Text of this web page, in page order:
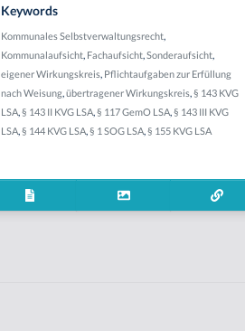
Keywords
Kommunales Selbstverwaltungsrecht,
Kommunalaufsicht, Fachaufsicht,Sonderaufsicht,
eigener Wirkungskreis, Pflichtaufgaben zur Erfüllung
nach Weisung,übertragener Wirkungskreis,§ 143 KVG
LSA,§ 143 II KVG LSA,§ 117 GemO LSA,§ 143 III KVG
LSA,§ 144 KVG LSA,§ 1 SOG LSA,§ 155 KVG LSA